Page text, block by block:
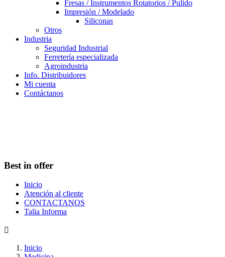
Fresas / Instrumentos Rotatorios / Pulido
Impresión / Modelado
Siliconas
Otros
Industria
Seguridad Industrial
Ferretería especializada
Agroindustria
Info. Distribuidores
Mi cuenta
Contáctanos
Best in offer
Inicio
Atención al cliente
CONTACTANOS
Talia Informa

Inicio